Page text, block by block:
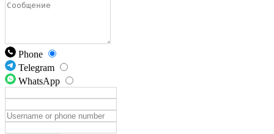
Phone
Telegram
WhatsApp